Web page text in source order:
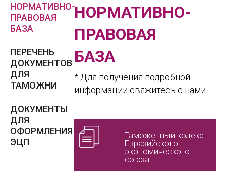
НОРМАТИВНО-
ПРАВОВАЯ
БАЗА
ПЕРЕЧЕНЬ
ДОКУМЕНТОВ
ДЛЯ
ТАМОЖНИ
ДОКУМЕНТЫ
ДЛЯ
ОФОРМЛЕНИЯ
ЭЦП
НОРМАТИВНО-
ПРАВОВАЯ
БАЗА
* Для получения подробной
информации свяжитесь с нами
Таможенный кодекс
Евразийского
экономического
союза